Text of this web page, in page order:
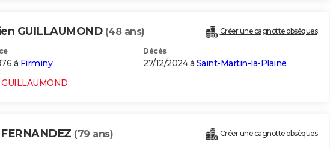
GUILLAUMOND (48 ans) Créer une cagnotte obsèques
à Firminy
Décès
27/12/2024 à Saint-Martin-la-Plaine
(79 ans) Créer une cagnotte obsèques